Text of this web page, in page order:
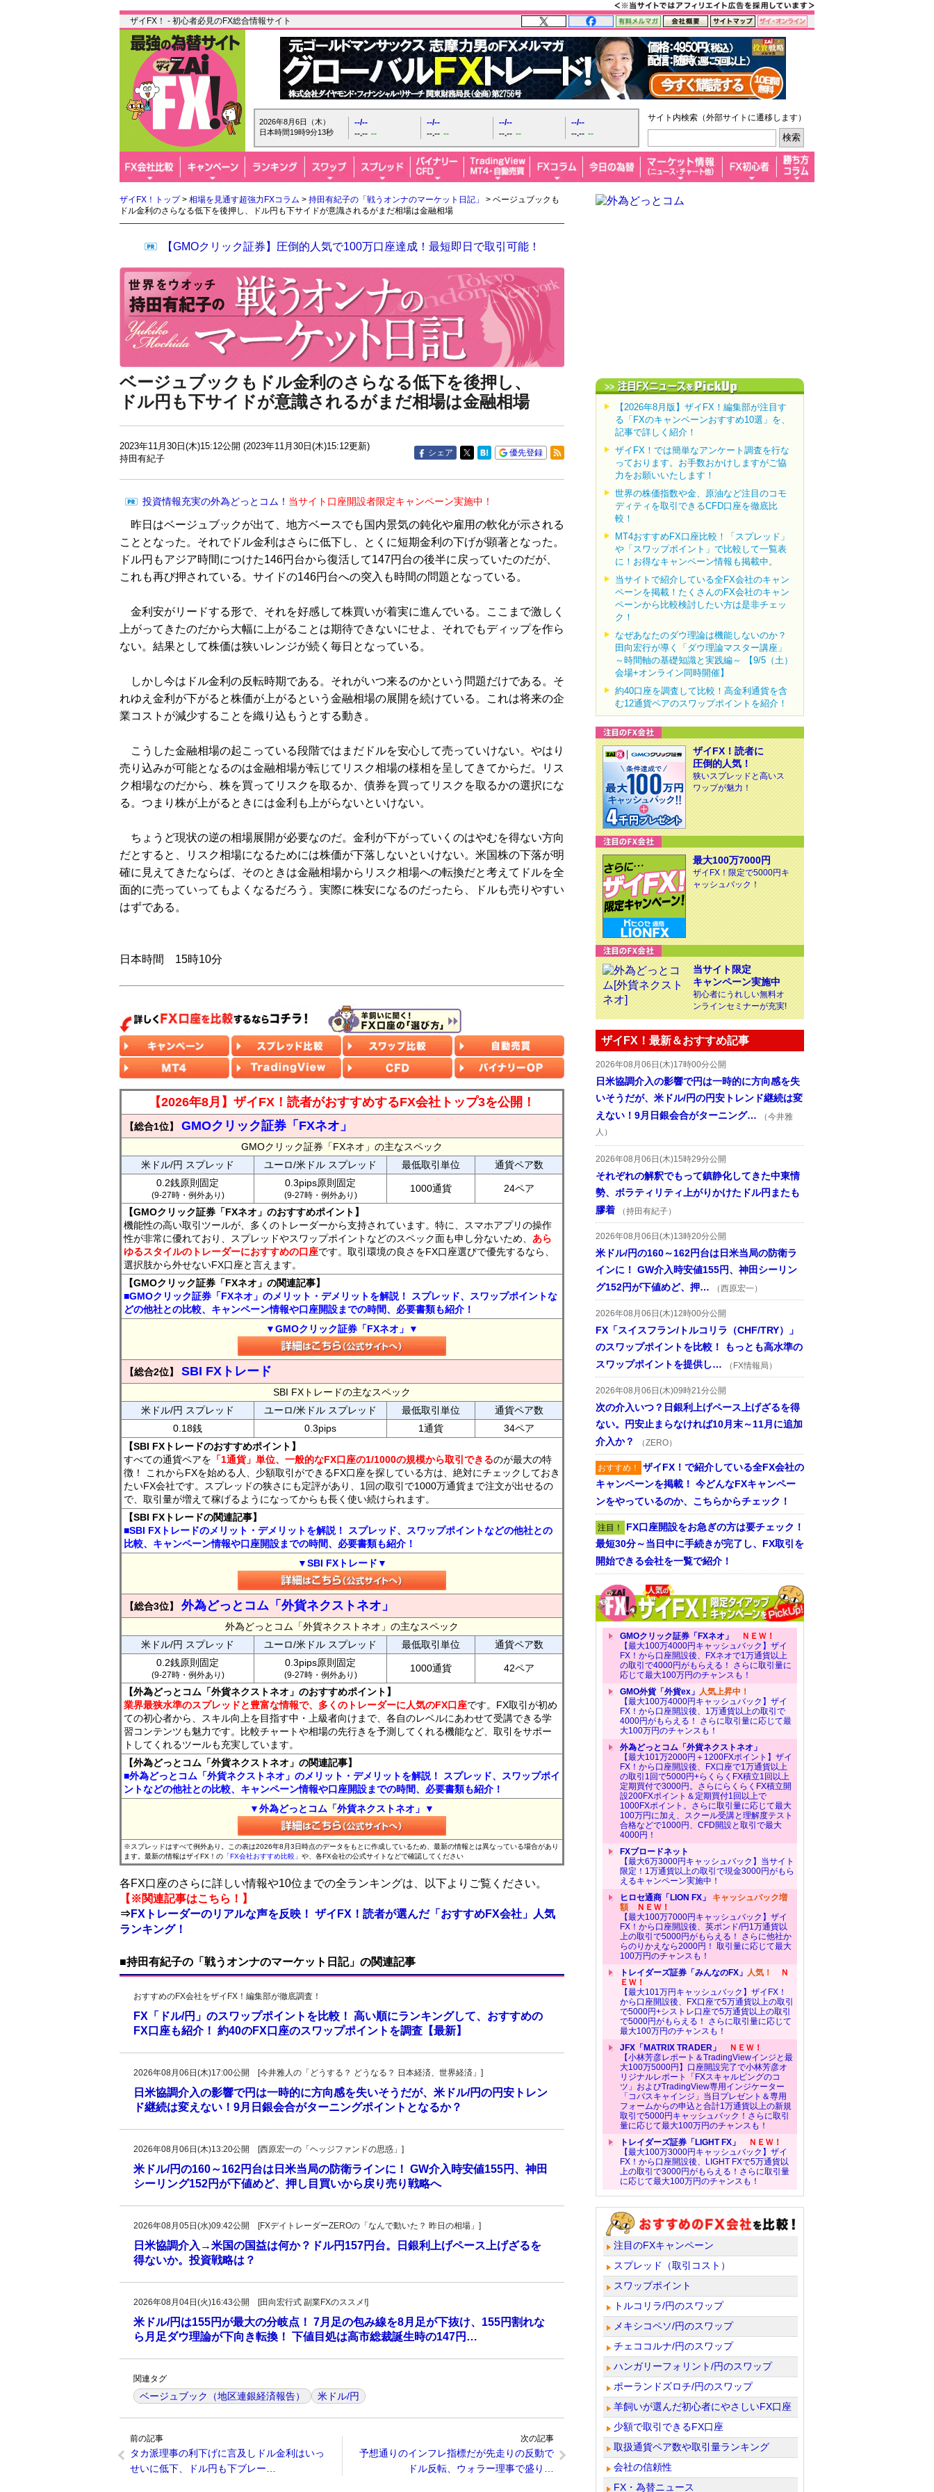
ザイFX！ - 初心者必見のFX総合情報サイト
2026年8月6日（木）
日本時間19時9分14秒
--/--
--.-- --
--/--
--.-- --
--/--
--.-- --
--/--
--.-- --
サイト内検索（外部サイトに遷移します）
ザイFX！トップ> 相場を見通す超強力FXコラム > 持田有紀子の「戦うオンナのマーケット日記」
> ベージュブックも
ドル金利のさらなる低下を後押し、ドル円も下サイドが意識されるがまだ相場は金融相場
【GMOクリック証券】圧倒的人気で100万口座達成！最短即日で取引可能！
ベージュブックもドル金利のさらなる低下を後押し、
ドル円も下サイドが意識されるがまだ相場は金融相場
2023年11月30日(木)15:12公開 (2023年11月30日(木)15:12更新)
持田有紀子
シェア 優先登録
投資情報充実の外為どっとコム！ 当サイト口座開設者限定キャンペーン実施中！
昨日はベージュブックが出て、地方ベースでも国内景気の鈍化や雇用の軟化が示される
こととなった。それでドル金利はさらに低下し、とくに短期金利の下げが顕著となった。
ドル円もアジア時間につけた146円台から復活して147円台の後半に戻っていたのだが、
これも再び押されている。サイドの146円台への突入も時間の問題となっている。
金利安がリードする形で、それを好感して株買いが着実に進んでいる。ここまで激しく
上がってきたのだから大幅に上がることは期待できないにせよ、それでもディップを作ら
ない。結果として株価は狭いレンジが続く毎日となっている。
しかし今はドル金利の反転時期である。それがいつ来るのかという問題だけである。そ
れゆえ金利が下がると株価が上がるという金融相場の展開を続けている。これは将来の企
業コストが減少することを織り込もうとする動き。
こうした金融相場の起こっている段階ではまだドルを安心して売っていけない。やはり
売り込みが可能となるのは金融相場が転じてリスク相場の様相を呈してきてからだ。リス
ク相場なのだから、株を買ってリスクを取るか、債券を買ってリスクを取るかの選択にな
る。つまり株が上がるときには金利も上がらないといけない。
ちょうど現状の逆の相場展開が必要なのだ。金利が下がっていくのはやむを得ない方向
だとすると、リスク相場になるためには株価が下落しないといけない。米国株の下落が明
確に見えてきたならば、そのときは金融相場からリスク相場への転換だと考えてドルを全
面的に売っていってもよくなるだろう。実際に株安になるのだったら、ドルも売りやすい
はずである。
日本時間 15時10分
【2026年8月】ザイFX！読者がおすすめするFX会社トップ3を公開！
【総合1位】 GMOクリック証券「FXネオ」
GMOクリック証券「FXネオ」の主なスペック
米ドル/円 スプレッド
ユーロ/米ドル スプレッド 最低取引単位
通貨ペア数
0.2銭原則固定
(9-27時・例外あり)
0.3pips原則固定
(9-27時・例外あり)
1000通貨 24ペア
【GMOクリック証券「FXネオ」のおすすめポイント】
機能性の高い取引ツールが、多くのトレーダーから支持されています。特に、スマホアプリの操作
性が非常に優れており、スプレッドやスワップポイントなどのスペック面も申し分ないため、 あら
ゆるスタイルのトレーダーにおすすめの口座です。取引環境の良さをFX口座選びで優先するなら、
選択肢から外せないFX口座と言えます。
【GMOクリック証券「FXネオ」の関連記事】
■GMOクリック証券「FXネオ」のメリット・デメリットを解説！ スプレッド、スワップポイントな
どの他社との比較、キャンペーン情報や口座開設までの時間、必要書類も紹介！
▼GMOクリック証券「FXネオ」▼
【総合2位】 SBI FXトレード
SBI FXトレードの主なスペック
米ドル/円 スプレッド
ユーロ/米ドル スプレッド 最低取引単位
通貨ペア数
0.18銭
0.3pips 1通貨
34ペア
【SBI FXトレードのおすすめポイント】
すべての通貨ペアを 「1通貨」単位、一般的なFX口座の1/1000の規模から取引できるのが最大の特
徴！ これからFXを始める人、少額取引ができるFX口座を探している方は、絶対にチェックしておき
たいFX会社です。スプレッドの狭さにも定評があり、1回の取引で1000万通貨まで注文が出せるの
で、取引量が増えて稼げるようになってからも長く使い続けられます。
【SBI FXトレードの関連記事】
■SBI FXトレードのメリット・デメリットを解説！ スプレッド、スワップポイントなどの他社との
比較、キャンペーン情報や口座開設までの時間、必要書類も紹介！
▼SBI FXトレード▼
【総合3位】 外為どっとコム「外貨ネクストネオ」
外為どっとコム「外貨ネクストネオ」の主なスペック
米ドル/円 スプレッド
ユーロ/米ドル スプレッド 最低取引単位
通貨ペア数
0.2銭原則固定
(9-27時・例外あり)
0.3pips原則固定
(9-27時・例外あり)
1000通貨 42ペア
【外為どっとコム「外貨ネクストネオ」のおすすめポイント】
業界最狭水準のスプレッドと豊富な情報で、多くのトレーダーに人気のFX口座です。FX取引が初め
ての初心者から、スキル向上を目指す中・上級者向けまで、各自のレベルにあわせて受講できる学
習コンテンツも魅力です。比較チャートや相場の先行きを予測してくれる機能など、取引をサポー
トしてくれるツールも充実しています。
【外為どっとコム「外貨ネクストネオ」の関連記事】
■外為どっとコム「外貨ネクストネオ」のメリット・デメリットを解説！ スプレッド、スワップポイ
ントなどの他社との比較、キャンペーン情報や口座開設までの時間、必要書類も紹介！
▼外為どっとコム「外貨ネクストネオ」▼
※スプレッドはすべて例外あり。この表は2026年8月3日時点のデータをもとに作成しているため、最新の情報とは異なっている場合があり
ます。最新の情報はザイFX！の 「FX会社おすすめ比較」 や、各FX会社の公式サイトなどで確認してください
各FX口座のさらに詳しい情報や10位までの全ランキングは、以下よりご覧ください。
【※関連記事はこちら！】
⇒FXトレーダーのリアルな声を反映！ ザイFX！読者が選んだ「おすすめFX会社」人気
ランキング！
■持田有紀子の「戦うオンナのマーケット日記」の関連記事
おすすめのFX会社をザイFX！編集部が徹底調査！
FX「ドル/円」のスワップポイントを比較！ 高い順にランキングして、おすすめの
FX口座も紹介！ 約40のFX口座のスワップポイントを調査【最新】
2026年08月06日(木)17:00公開 [今井雅人の「どうする？ どうなる？ 日本経済、世界経済」]
日米協調介入の影響で円は一時的に方向感を失いそうだが、米ドル/円の円安トレン
ド継続は変えない！9月日銀会合がターニングポイントとなるか？
2026年08月06日(木)13:20公開 [西原宏一の「ヘッジファンドの思惑」]
米ドル/円の160～162円台は日米当局の防衛ラインに！ GW介入時安値155円、神田
シーリング152円が下値めど、押し目買いから戻り売り戦略へ
2026年08月05日(水)09:42公開 [FXデイトレーダーZEROの「なんで動いた？ 昨日の相場」]
日米協調介入→米国の国益は何か？ドル円157円台。日銀利上げペース上げざるを
得ないか。投資戦略は？
2026年08月04日(火)16:43公開 [田向宏行式 副業FXのススメ!]
米ドル/円は155円が最大の分岐点！ 7月足の包み線を8月足が下抜け、155円割れな
ら月足ダウ理論が下向き転換！ 下値目処は高市総裁誕生時の147円…
関連タグ
ベージュブック（地区連銀経済報告） 米ドル/円
前の記事
タカ派理事の利下げに言及しドル金利はいっ
せいに低下、ドル円も下ブレー…
次の記事
予想通りのインフレ指標だが先走りの反動で
ドル反転、ウォラー理事で盛り…
【2026年8月版】ザイFX！編集部が注目す
る「FXのキャンペーンおすすめ10選」を、
記事で詳しく紹介！
ザイFX！では簡単なアンケート調査を行な
っております。お手数おかけしますがご協
力をお願いいたします！
世界の株価指数や金、原油など注目のコモ
ディティを取引できるCFD口座を徹底比
較！
MT4おすすめFX口座比較！「スプレッド」
や「スワップポイント」で比較して一覧表
に！お得なキャンペーン情報も掲載中。
当サイトで紹介している全FX会社のキャン
ペーンを掲載！たくさんのFX会社のキャン
ペーンから比較検討したい方は是非チェッ
ク！
なぜあなたのダウ理論は機能しないのか？
田向宏行が導く「ダウ理論マスター講座」
～時間軸の基礎知識と実践編～ 【9/5（土）
会場+オンライン同時開催】
約40口座を調査して比較！高金利通貨を含
む12通貨ペアのスワップポイントを紹介！
ザイFX！読者に
圧倒的人気！
狭いスプレッドと高いス
ワップが魅力！
最大100万7000円
ザイFX！限定で5000円キ
ャッシュバック！
当サイト限定
キャンペーン実施中
初心者にうれしい無料オ
ンラインセミナーが充実!
ザイFX！最新＆おすすめ記事
2026年08月06日(木)17時00分公開
日米協調介入の影響で円は一時的に方向感を失
いそうだが、米ドル/円の円安トレンド継続は変
えない！9月日銀会合がターニング…
（今井雅
人）
2026年08月06日(木)15時29分公開
それぞれの解釈でもって鎮静化してきた中東情
勢、ボラティリティ上がりかけたドル円またも
膠着
（持田有紀子）
2026年08月06日(木)13時20分公開
米ドル/円の160～162円台は日米当局の防衛ラ
インに！ GW介入時安値155円、神田シーリン
グ152円が下値めど、押…
（西原宏一）
2026年08月06日(木)12時00分公開
FX「スイスフラン/トルコリラ（CHF/TRY）」
のスワップポイントを比較！ もっとも高水準の
スワップポイントを提供し…
（FX情報局）
2026年08月06日(木)09時21分公開
次の介入いつ？日銀利上げペース上げざるを得
ない。円安止まらなければ10月末～11月に追加
介入か？
（ZERO）
おすすめ！ ザイFX！で紹介している全FX会社の
キャンペーンを掲載！ 今どんなFXキャンペー
ンをやっているのか、こちらからチェック！
注目！ FX口座開設をお急ぎの方は要チェック！
最短30分～当日中に手続きが完了し、FX取引を
開始できる会社を一覧で紹介！
GMOクリック証券「FXネオ」
ＮＥＷ！
【最大100万4000円キャッシュバック】ザイ
FX！から口座開設後、FXネオで1万通貨以上
の取引で4000円がもらえる！ さらに取引量に
応じて最大100万円のチャンスも！
GMO外貨「外貨ex」 人気上昇中！
【最大100万4000円キャッシュバック】ザイ
FX！から口座開設後、1万通貨以上の取引で
4000円がもらえる！ さらに取引量に応じて最
大100万円のチャンスも！
外為どっとコム「外貨ネクストネオ」
【最大101万2000円＋1200FXポイント】ザイ
FX！から口座開設後、FX口座で1万通貨以上
の取引1回で5000円+らくらくFX積立1回以上
定期買付で3000円。さらにらくらくFX積立開
設200FXポイント＆定期買付1回以上で
1000FXポイント。さらに取引量に応じて最大
100万円に加え、スクール受講と理解度テスト
合格などで1000円、CFD開設と取引で最大
4000円！
FXブロードネット
【最大6万3000円キャッシュバック】当サイト
限定！1万通貨以上の取引で現金3000円がもら
えるキャンペーン実施中！
ヒロセ通商「LION FX」 キャッシュバック増
額ＮＥＷ！
【最大100万7000円キャッシュバック】ザイ
FX！から口座開設後、英ポンド/円1万通貨以
上の取引で5000円がもらえる！ さらに他社か
らのりかえなら2000円！ 取引量に応じて最大
100万円のチャンスも！
トレイダーズ証券「みんなのFX」 人気！
Ｎ
ＥＷ！
【最大101万円キャッシュバック】ザイFX！
から口座開設後、FX口座で5万通貨以上の取引
で5000円+シストレ口座で5万通貨以上の取引
で5000円がもらえる！ さらに取引量に応じて
最大100万円のチャンスも！
JFX「MATRIX TRADER」
ＮＥＷ！
【小林芳彦レポート＆TradingViewインジと最
大100万5000円】口座開設完了で小林芳彦オ
リジナルレポート「FXスキャルピングのコ
ツ」およびTradingView専用インジケーター
「コバスキャインジ」当日プレゼント＆専用
フォームからの申込と合計1万通貨以上の新規
取引で5000円キャッシュバック！さらに取引
量に応じて最大100万円のチャンスも！
トレイダーズ証券「LIGHT FX」
ＮＥＷ！
【最大100万3000円キャッシュバック】ザイ
FX！から口座開設後、LIGHT FXで5万通貨以
上の取引で3000円がもらえる！さらに取引量
に応じて最大100万円のチャンスも！
注目のFXキャンペーン
スプレッド（取引コスト）
スワップポイント
トルコリラ/円のスワップ
メキシコペソ/円のスワップ
チェココルナ/円のスワップ
ハンガリーフォリント/円のスワップ
ポーランドズロチ/円のスワップ
羊飼いが選んだ初心者にやさしいFX口座
少額で取引できるFX口座
取扱通貨ペア数や取引量ランキング
会社の信頼性
FX・為替ニュース